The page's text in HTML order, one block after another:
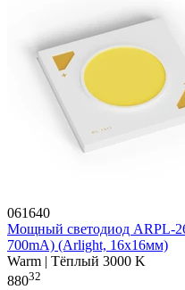
061640
Мощный светодиод ARPL-
700mA) (Arlight, 16х16мм)
Warm | Тёплый 3000 K
88032